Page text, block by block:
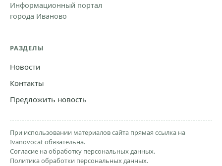
Информационный портал
города Иваново
РАЗДЕЛЫ
Новости
Контакты
Предложить новость
При использовании материалов сайта прямая ссылка на
Ivanovocat обязательна.
Согласие на обработку персональных данных.
Политика обработки персональных данных.